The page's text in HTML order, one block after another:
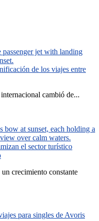
de los viajes entre
cambió de...
el sector turístico
crecimiento constante